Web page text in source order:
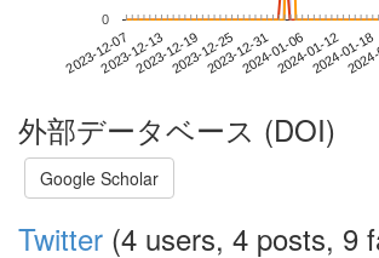
2023-12-072023-12-132023-12-192023-12-252023-12-312024-01-062024-01-122024-01-18
0
外部データベース (DOI)
Google Scholar
Twitter (4 users, 4 posts, 9